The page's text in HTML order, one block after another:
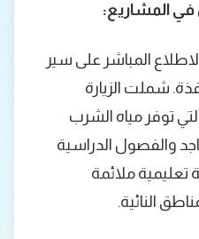
في المشاريع:
المباشر على سير
شملت الزيارة
توفر مياه الشرب
والفصول الدراسية
تعليمية ملائمة
النائية.